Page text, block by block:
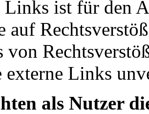
Links ist für den
auf
von
externe Links
als Nutzer